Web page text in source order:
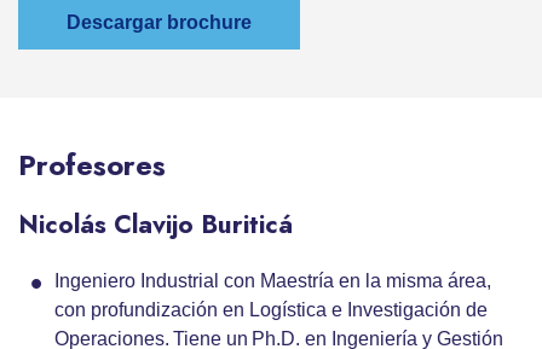
Descargar brochure
Profesores
Nicolás Clavijo Buriticá
Ingeniero Industrial con Maestría en la misma área,
con profundización en Logística e Investigación de
Operaciones. Tiene un Ph.D. en Ingeniería y Gestión